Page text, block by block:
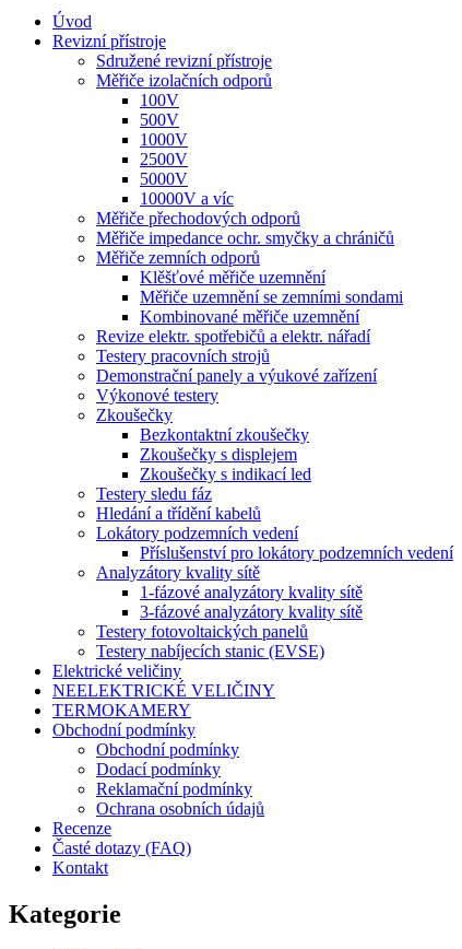
Úvod
Revizní přístroje
Sdružené revizní přístroje
Měřiče izolačních odporů
100V
500V
1000V
2500V
5000V
10000V a víc
Měřiče přechodových odporů
Měřiče impedance ochr. smyčky a chráničů
Měřiče zemních odporů
Klěšťové měřiče uzemnění
Měřiče uzemnění se zemními sondami
Kombinované měřiče uzemnění
Revize elektr. spotřebičů a elektr. nářadí
Testery pracovních strojů
Demonstrační panely a výukové zařízení
Výkonové testery
Zkoušečky
Bezkontaktní zkoušečky
Zkoušečky s displejem
Zkoušečky s indikací led
Testery sledu fáz
Hledání a třídění kabelů
Lokátory podzemních vedení
Příslušenství pro lokátory podzemních vedení
Analyzátory kvality sítě
1-fázové analyzátory kvality sítě
3-fázové analyzátory kvality sítě
Testery fotovoltaických panelů
Testery nabíjecích stanic (EVSE)
Elektrické veličiny
NEELEKTRICKÉ VELIČINY
TERMOKAMERY
Obchodní podmínky
Obchodní podmínky
Dodací podmínky
Reklamační podmínky
Ochrana osobních údajů
Recenze
Časté dotazy (FAQ)
Kontakt
Kategorie